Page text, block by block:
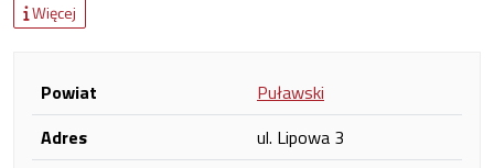
Więcej
Powiat
Puławski
Adres
ul. Lipowa 3